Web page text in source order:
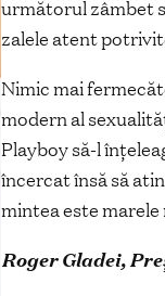
următorul zâmbet
zalele atent
Nimic mai
modern al
Playboy să-l
încercat însă să
mintea este
Roger Gladei,